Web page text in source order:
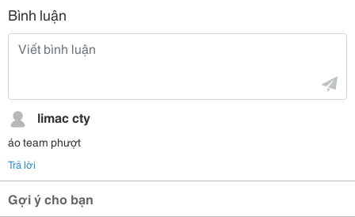
Bình luận
limac cty
áo team phượt
Trả lời
Gợi ý cho bạn